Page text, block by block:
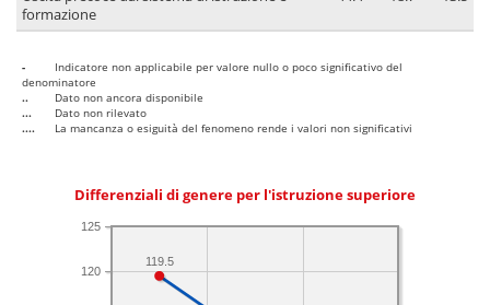
formazione
-
Indicatore non applicabile per valore nullo o poco significativo del
denominatore
..
Dato non ancora disponibile
...
Dato non rilevato
....
La mancanza o esiguità del fenomeno rende i valori non significativi
Differenziali di genere per l'istruzione superiore
120
125
119.5